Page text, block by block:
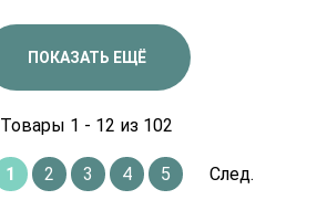
ПОКАЗАТЬ ЕЩЁ
Товары 1 - 12 из 102
1 2 3 4 5 След.